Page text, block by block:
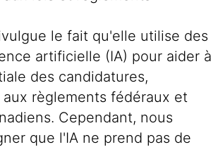
le fait qu'elle utilise des
artificielle (IA) pour aider à
des candidatures,
règlements fédéraux et
Cependant, nous
que l'IA ne prend pas de